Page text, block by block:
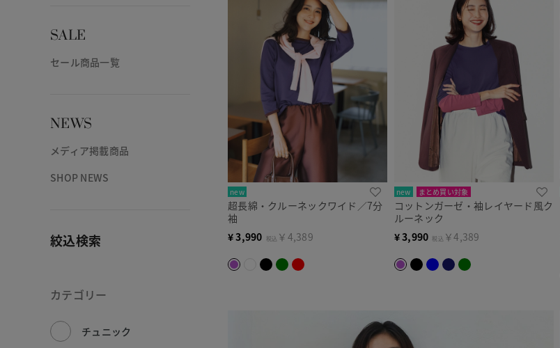
SALE
セール商品一覧
NEWS
メディア掲載商品
SHOP NEWS
絞込検索
カテゴリー
チュニック
new
超長綿・クルーネックワイド／7分
袖
¥3,990 税込 ￥4,389
new まとめ買い対象
コットンガーゼ・袖レイヤード風ク
ルーネック
¥3,990 税込 ￥4,389